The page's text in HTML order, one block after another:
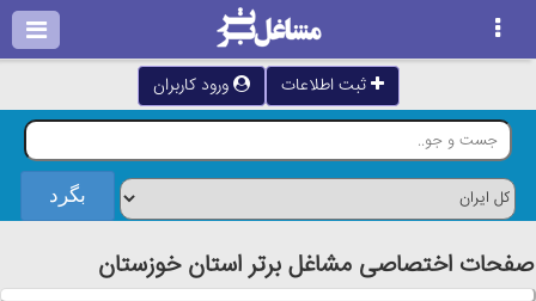
ثبت اطلاعات ورود کاربران
صفحات اختصاصی مشاغل برتر استان خوزستان